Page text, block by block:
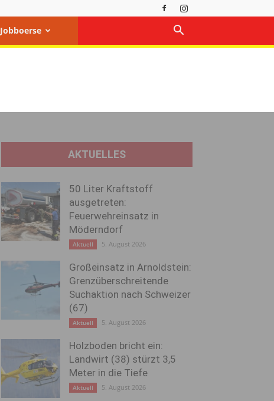
Jobboerse
AKTUELLES
50 Liter Kraftstoff
ausgetreten:
Feuerwehreinsatz in
Möderndorf
Aktuell 5. August 2026
Großeinsatz in Arnoldstein:
Grenzüberschreitende
Suchaktion nach Schweizer
(67)
Aktuell 5. August 2026
Holzboden bricht ein:
Landwirt (38) stürzt 3,5
Meter in die Tiefe
Aktuell 5. August 2026